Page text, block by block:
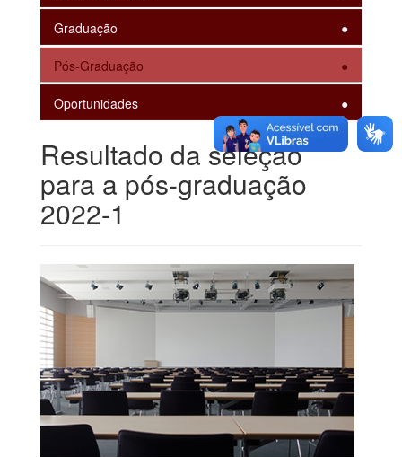
Graduação
Pós-Graduação
Oportunidades
Resultado da seleção
para a pós-graduação
2022-1